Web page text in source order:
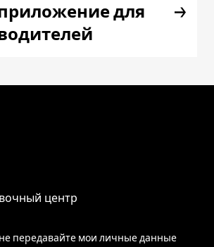
для
центр
передавайте мои личные данные